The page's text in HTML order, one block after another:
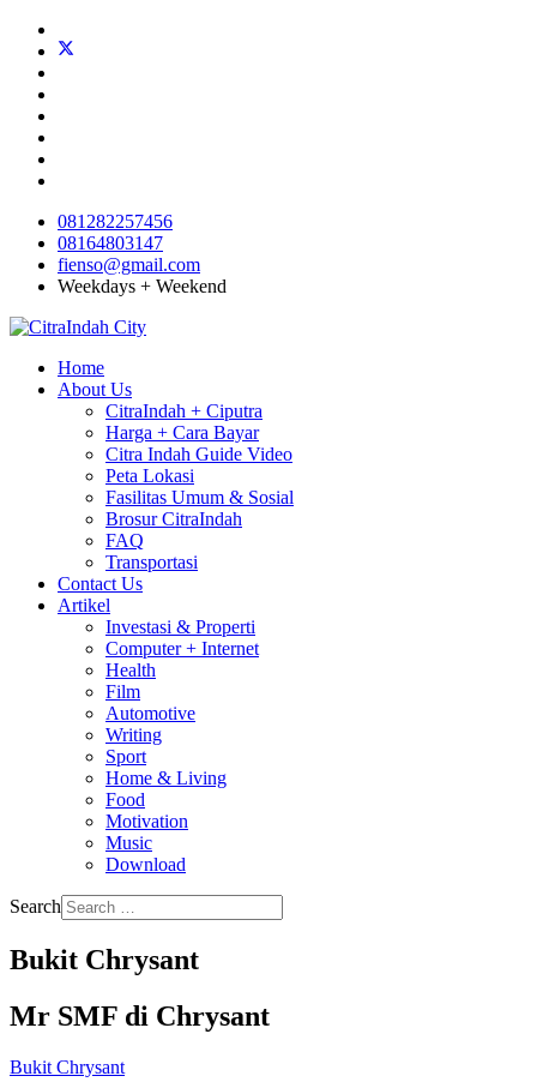
081282257456
08164803147
fienso@gmail.com
Weekdays + Weekend
Home
About Us
CitraIndah + Ciputra
Harga + Cara Bayar
Citra Indah Guide Video
Peta Lokasi
Fasilitas Umum & Sosial
Brosur CitraIndah
FAQ
Transportasi
Contact Us
Artikel
Investasi & Properti
Computer + Internet
Health
Film
Automotive
Writing
Sport
Home & Living
Food
Motivation
Music
Download
Search
Bukit Chrysant
Mr SMF di Chrysant
Bukit Chrysant